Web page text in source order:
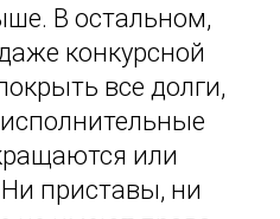
В остальном,
конкурсной
все долги,
или
приставы, ни